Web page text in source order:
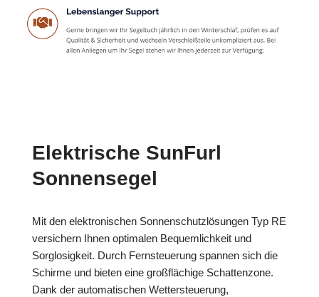
Elektrische SunFurl
Sonnensegel
Mit den elektronischen Sonnenschutzlösungen Typ RE
versichern Ihnen optimalen Bequemlichkeit und
Sorglosigkeit. Durch Fernsteuerung spannen sich die
Schirme und bieten eine großflächige Schattenzone.
Dank der automatischen Wettersteuerung,